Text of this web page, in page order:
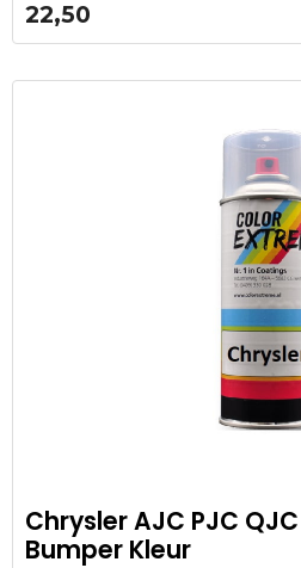
22,50
Chrysler AJC PJC QJC
Bumper Kleur